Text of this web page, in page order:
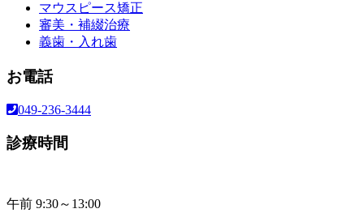
マウスピース矯正
審美・補綴治療
義歯・入れ歯
お電話
049-236-3444
診療時間
午前 9:30～13:00